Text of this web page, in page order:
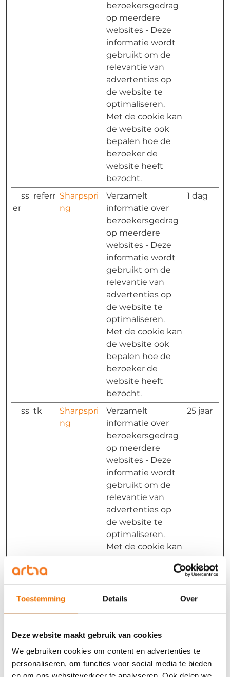
Toestemming Details Over
Deze website maakt gebruik van cookies
We gebruiken cookies om content en advertenties te
personaliseren, om functies voor social media te bieden
bezoekersgedrag
op meerdere
websites - Deze
informatie wordt
gebruikt om de
relevantie van
advertenties op
de website te
optimaliseren.
Met de cookie kan
de website ook
bepalen hoe de
bezoeker de
website heeft
bezocht.
__ss_referr
er
Sharpspri
ng
Verzamelt
informatie over
bezoekersgedrag
op meerdere
websites - Deze
informatie wordt
gebruikt om de
relevantie van
advertenties op
de website te
optimaliseren.
Met de cookie kan
de website ook
bepalen hoe de
bezoeker de
website heeft
bezocht.
1 dag
__ss_tk
Sharpspri
ng
Verzamelt
informatie over
bezoekersgedrag
op meerdere
websites - Deze
informatie wordt
gebruikt om de
relevantie van
advertenties op
de website te
optimaliseren.
Met de cookie kan
de website ook
bezoeker de
website heeft
25 jaar
Platforms,
Inc.
Facebook om een
reeks
advertentieprodu
en